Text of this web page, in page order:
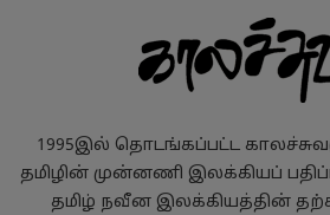
1995இல் தொடங்கப்பட்ட
தமிழின் முன்னணி இலக்கியப்
தமிழ் நவீன இலக்கியத்தின்